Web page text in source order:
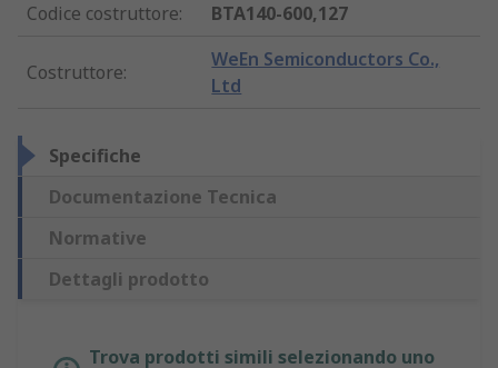
Codice costruttore: BTA140-600,127
Costruttore:
WeEn Semiconductors Co.,
Ltd
Specifiche
Documentazione Tecnica
Normative
Dettagli prodotto
Trova prodotti simili selezionando uno